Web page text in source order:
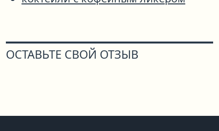
ОСТАВЬТЕ СВОЙ ОТЗЫВ